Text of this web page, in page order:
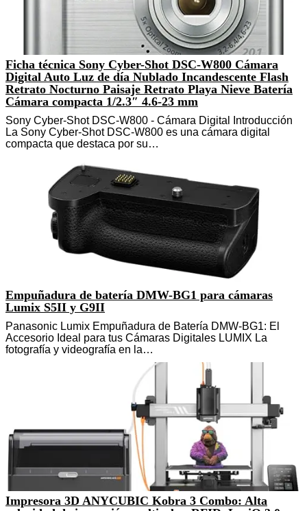
Ficha técnica Sony Cyber-Shot DSC-W800 Cámara
Digital Auto Luz de día Nublado Incandescente Flash
Retrato Nocturno Paisaje Retrato Playa Nieve Batería
Cámara compacta 1/2.3″ 4.6-23 mm
Sony Cyber-Shot DSC-W800 - Cámara Digital Introducción
La Sony Cyber-Shot DSC-W800 es una cámara digital
compacta que destaca por su…
Empuñadura de batería DMW-BG1 para cámaras
Lumix S5II y G9II
Panasonic Lumix Empuñadura de Batería DMW-BG1: El
Accesorio Ideal para tus Cámaras Digitales LUMIX La
fotografía y videografía en la…
Impresora 3D ANYCUBIC Kobra 3 Combo: Alta